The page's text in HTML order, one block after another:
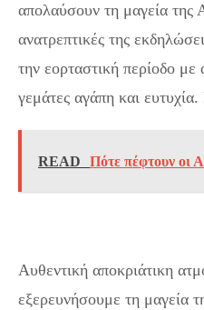
απολαύσουν τη μαγεία της
ανατρεπτικές της
την εορταστική περίοδο με
γεμάτες αγάπη και
READ Πότε πέφτουν οι
Αυθεντική αποκριάτικη
εξερευνήσουμε τη μαγεία